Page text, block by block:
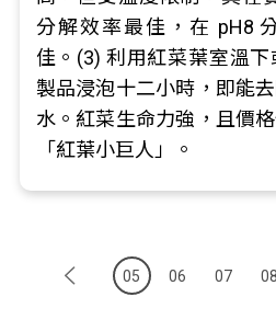
分解效率最佳，在 pH8
佳。(3) 利用紅菜葉室溫
製品浸泡十二小時，即能
水。紅菜生命力強，且價
「紅葉小巨人」。
05 06 07 08